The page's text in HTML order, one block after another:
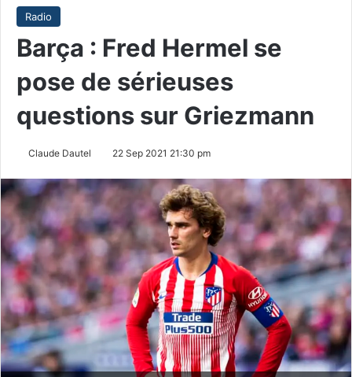
Radio
Barça : Fred Hermel se
pose de sérieuses
questions sur Griezmann
Claude Dautel 22 Sep 2021 21:30 pm